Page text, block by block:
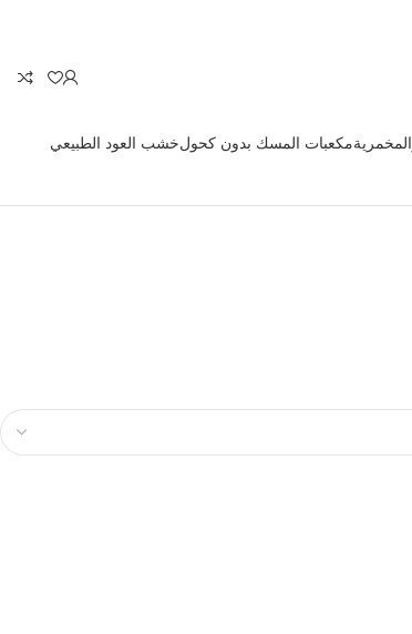
المخمريةمكعبات المسك بدون كحولخشب العود الطبيعي